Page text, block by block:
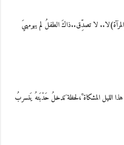
لا تصدِّق..ذاكَ الطفلُ لم يهرمهيَ
الليل المشكاة ْ،لحظة َتدخلُ حَدْبَتهُ يَنسربُ